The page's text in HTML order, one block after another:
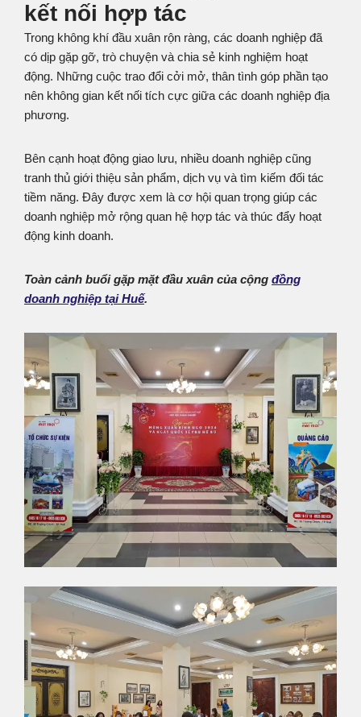
kết nối hợp tác
Trong không khí đầu xuân rộn ràng, các doanh nghiệp đã
có dịp gặp gỡ, trò chuyện và chia sẻ kinh nghiệm hoạt
động. Những cuộc trao đổi cởi mở, thân tình góp phần tạo
nên không gian kết nối tích cực giữa các doanh nghiệp địa
phương.
Bên cạnh hoạt động giao lưu, nhiều doanh nghiệp cũng
tranh thủ giới thiệu sản phẩm, dịch vụ và tìm kiếm đối tác
tiềm năng. Đây được xem là cơ hội quan trọng giúp các
doanh nghiệp mở rộng quan hệ hợp tác và thúc đẩy hoạt
động kinh doanh.
Toàn cảnh buổi gặp mặt đầu xuân của cộng đồng
doanh nghiệp tại Huế.